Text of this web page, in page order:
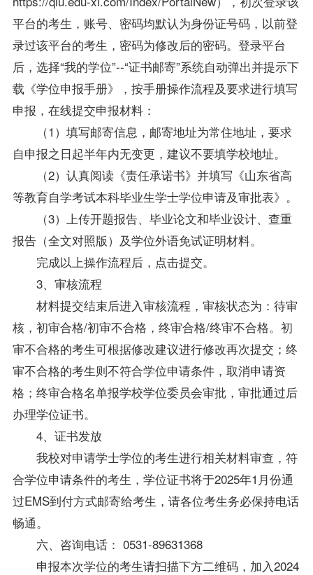
平台的考生，账号、密码均默认为身份证号码，以前登
录过该平台的考生，密码为修改后的密码。登录平台
后，选择“我的学位”--“证书邮寄”系统自动弹出并提示下
载《学位申报手册》，按手册操作流程及要求进行填写
申报，在线提交申报材料：
（1）填写邮寄信息，邮寄地址为常住地址，要求
自申报之日起半年内无变更，建议不要填学校地址。
（2）认真阅读《责任承诺书》并填写《山东省高
等教育自学考试本科毕业生学士学位申请及审批表》。
（3）上传开题报告、毕业论文和毕业设计、查重
报告（全文对照版）及学位外语免试证明材料。
完成以上操作流程后，点击提交。
3、审核流程
材料提交结束后进入审核流程，审核状态为：待审
核，初审合格/初审不合格，终审合格/终审不合格。初
审不合格的考生可根据修改建议进行修改再次提交；终
审不合格的考生则不符合学位申请条件，取消申请资
格；终审合格名单报学校学位委员会审批，审批通过后
办理学位证书。
4、证书发放
我校对申请学士学位的考生进行相关材料审查，符
合学位申请条件的考生，学位证书将于2025年1月份通
过EMS到付方式邮寄给考生，请各位考生务必保持电话
畅通。
六、咨询电话： 0531-89631368
申报本次学位的考生请扫描下方二维码，加入2024